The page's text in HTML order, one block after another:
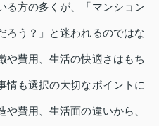
る方の多くが、「マンション
ろう？」と迷われるのではな
や費用、生活の快適さはもち
情も選択の大切なポイントに
費用、生活面の違いから、